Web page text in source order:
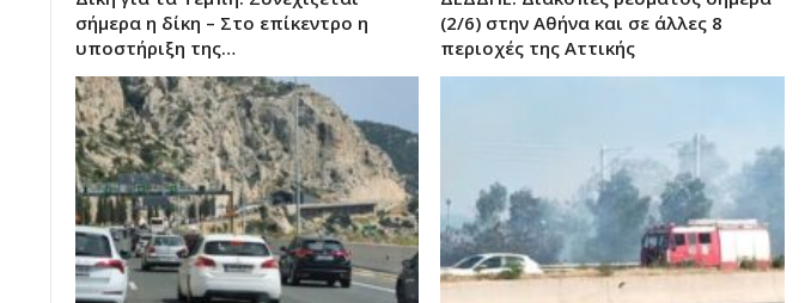
σήμερα η δίκη – Στο επίκεντρο η
υποστήριξη της…
(2/6) στην Αθήνα και σε άλλες 8
περιοχές της Αττικής